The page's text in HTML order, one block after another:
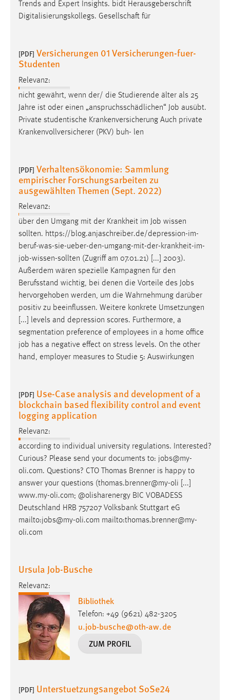
Trends and Expert Insights. bidt Herausgeberschrift
Digitalisierungskollegs. Gesellschaft für
[PDF] Versicherungen 01 Versicherungen-fuer-
Studenten
Relevanz:
nicht gewährt, wenn der/ die Studierende älter als 25
Jahre ist oder einen „anspruchsschädlichen“ Job ausübt.
Private studentische Krankenversicherung Auch private
Krankenvollversicherer (PKV) buh- len
[PDF] Verhaltensökonomie: Sammlung
empirischer Forschungsarbeiten zu
ausgewählten Themen (Sept. 2022)
Relevanz:
über den Umgang mit der Krankheit im Job wissen
sollten. https://blog.anjaschreiber.de/depression-im-
beruf-was-sie-ueber-den-umgang-mit-der-krankheit-im-
job-wissen-sollten (Zugriff am 07.01.21) [...] 2003).
Außerdem wären spezielle Kampagnen für den
Berufsstand wichtig, bei denen die Vorteile des Jobs
hervorgehoben werden, um die Wahrnehmung darüber
positiv zu beeinflussen. Weitere konkrete Umsetzungen
[...] levels and depression scores. Furthermore, a
segmentation preference of employees in a home office
job has a negative effect on stress levels. On the other
hand, employer measures to Studie 5: Auswirkungen
[PDF] Use-Case analysis and development of a
blockchain based flexibility control and event
logging application
Relevanz:
according to individual university regulations. Interested?
Curious? Please send your documents to: jobs@my-
oli.com. Questions? CTO Thomas Brenner is happy to
answer your questions (thomas.brenner@my-oli [...]
www.my-oli.com; @olisharenergy BIC VOBADESS
Deutschland HRB 757207 Volksbank Stuttgart eG
mailto:jobs@my-oli.com mailto:thomas.brenner@my-
oli.com
Ursula Job-Busche
Relevanz:
Bibliothek
Telefon: +49 (9621) 482-3205
u.job-busche@oth-aw.de
ZUM PROFIL
[PDF] Unterstuetzungsangebot SoSe24
Facebook Pixel
Name:
Anbieter:
Facebook
Cookie Laufzeit:
3 Monate
EXTERNE MEDIEN
Um Inhalte von Videoplattformen und Social Media
Plattformen anzeigen zu können, werden von diesen
externen Medien Cookies gesetzt.
YouTube
Vimeo